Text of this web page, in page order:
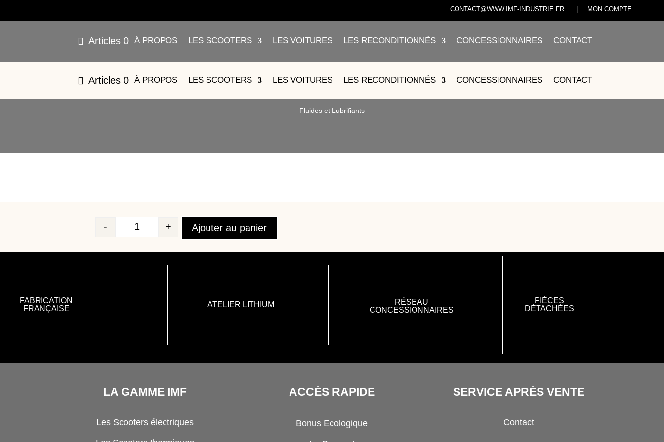
CONTACT@WWW.IMF-INDUSTRIE.FR MON COMPTE
Articles 0 À PROPOS LES SCOOTERS LES VOITURES LES RECONDITIONNÉS CONCESSIONNAIRES CONTACT
Articles 0 À PROPOS LES SCOOTERS LES VOITURES LES RECONDITIONNÉS CONCESSIONNAIRES CONTACT
13 – FACE ARRIERE BLEU – ZL03203101113A-00-BLEU
Fluides et Lubrifiants
Quantité
- + Ajouter au panier
FABRICATION
FRANÇAISE
ATELIER LITHIUM
RÉSEAU
CONCESSIONNAIRES
PIÈCES
DÉTACHÉES
LA GAMME IMF
Les Scooters électriques
ACCÈS RAPIDE
Bonus Ecologique
SERVICE APRÈS VENTE
Contact